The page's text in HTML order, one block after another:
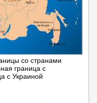
со странами
граница с
с Украиной